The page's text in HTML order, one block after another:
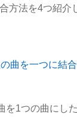
方法を4つ紹介
曲を一つに結
を1つの曲にし